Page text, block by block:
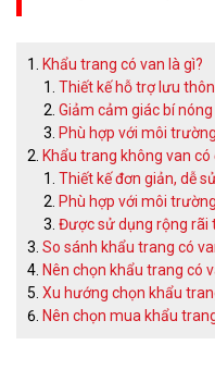
Khẩu trang có van là gì?
Thiết kế hỗ trợ lưu
Giảm cảm giác bí
Phù hợp với môi
Khẩu trang không van có
Thiết kế đơn giản, dễ
Phù hợp với môi
Được sử dụng rộng rãi
So sánh khẩu trang có
Nên chọn khẩu trang có
Xu hướng chọn khẩu
Nên chọn mua khẩu